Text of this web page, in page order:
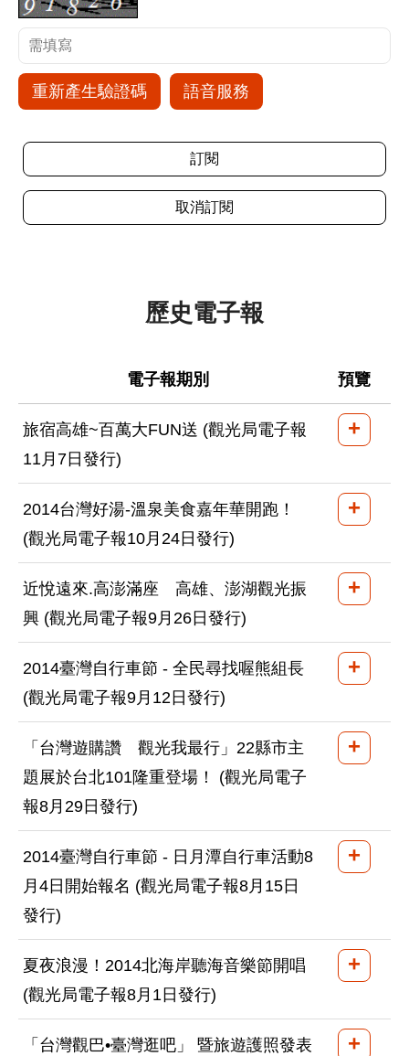
重新產生驗證碼 語音服務
歷史電子報
電子報期別 預覽
旅宿高雄~百萬大FUN送 (觀光局電子報
11月7日發行)
+
2014台灣好湯-溫泉美食嘉年華開跑！
(觀光局電子報10月24日發行)
+
近悅遠來.高澎滿座 高雄、澎湖觀光振
興 (觀光局電子報9月26日發行)
+
2014臺灣自行車節 - 全民尋找喔熊組長
(觀光局電子報9月12日發行)
+
「台灣遊購讚 觀光我最行」22縣市主
題展於台北101隆重登場！ (觀光局電子
報8月29日發行)
+
2014臺灣自行車節 - 日月潭自行車活動8
月4日開始報名 (觀光局電子報8月15日
發行)
+
夏夜浪漫！2014北海岸聽海音樂節開唱
(觀光局電子報8月1日發行)
+
「台灣觀巴•臺灣逛吧」 暨旅遊護照發表
+